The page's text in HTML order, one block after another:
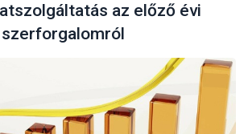
az előző évi
szerforgalomról